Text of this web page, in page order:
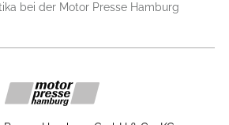
bei der Motor Presse Hamburg